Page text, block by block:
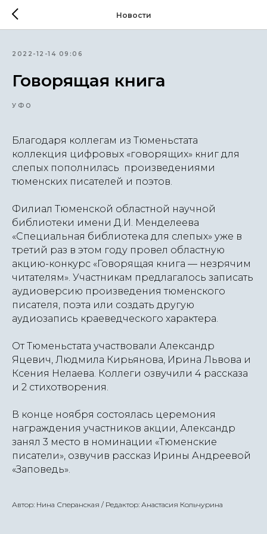
Новости
2022-12-14 09:06
Говорящая книга
УФО
Благодаря коллегам из Тюменьстата
коллекция цифровых «говорящих» книг для
слепых пополнилась произведениями
тюменских писателей и поэтов.
Филиал Тюменской областной научной
библиотеки имени Д.И. Менделеева
«Специальная библиотека для слепых» уже в
третий раз в этом году провел областную
акцию-конкурс «Говорящая книга — незрячим
читателям». Участникам предлагалось записать
аудиоверсию произведения тюменского
писателя, поэта или создать другую
аудиозапись краеведческого характера.
От Тюменьстата участвовали Александр
Яцевич, Людмила Кирьянова, Ирина Львова и
Ксения Нелаева. Коллеги озвучили 4 рассказа
и 2 стихотворения.
В конце ноября состоялась церемония
награждения участников акции, Александр
занял 3 место в номинации «Тюменские
писатели», озвучив рассказ Ирины Андреевой
«Заповедь».
Автор: Нина Сперанская / Редактор: Анастасия Кольчурина